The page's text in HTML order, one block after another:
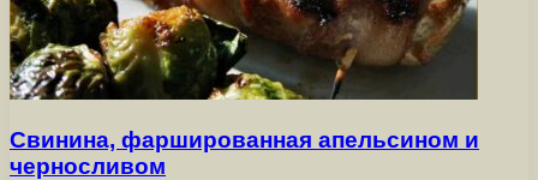
Свинина, фаршированная апельсином и
черносливом